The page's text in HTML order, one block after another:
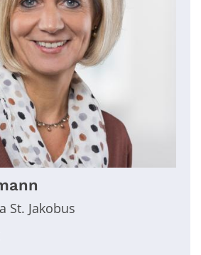
St. Jakobus